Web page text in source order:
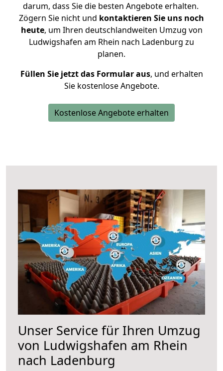
darum, dass Sie die besten Angebote erhalten.
Zögern Sie nicht und kontaktieren Sie uns noch
heute, um Ihren deutschlandweiten Umzug von
Ludwigshafen am Rhein nach Ladenburg zu
planen.
Füllen Sie jetzt das Formular aus, und erhalten
Sie kostenlose Angebote.
Kostenlose Angebote erhalten
Unser Service für Ihren Umzug
von Ludwigshafen am Rhein
nach Ladenburg